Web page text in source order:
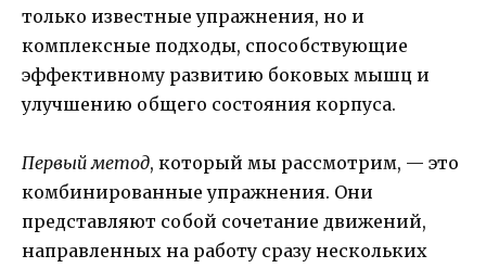
только известные упражнения, но и
комплексные подходы, способствующие
эффективному развитию боковых мышц и
улучшению общего состояния корпуса.
Первый метод, который мы рассмотрим, — это
комбинированные упражнения. Они
представляют собой сочетание движений,
направленных на работу сразу нескольких